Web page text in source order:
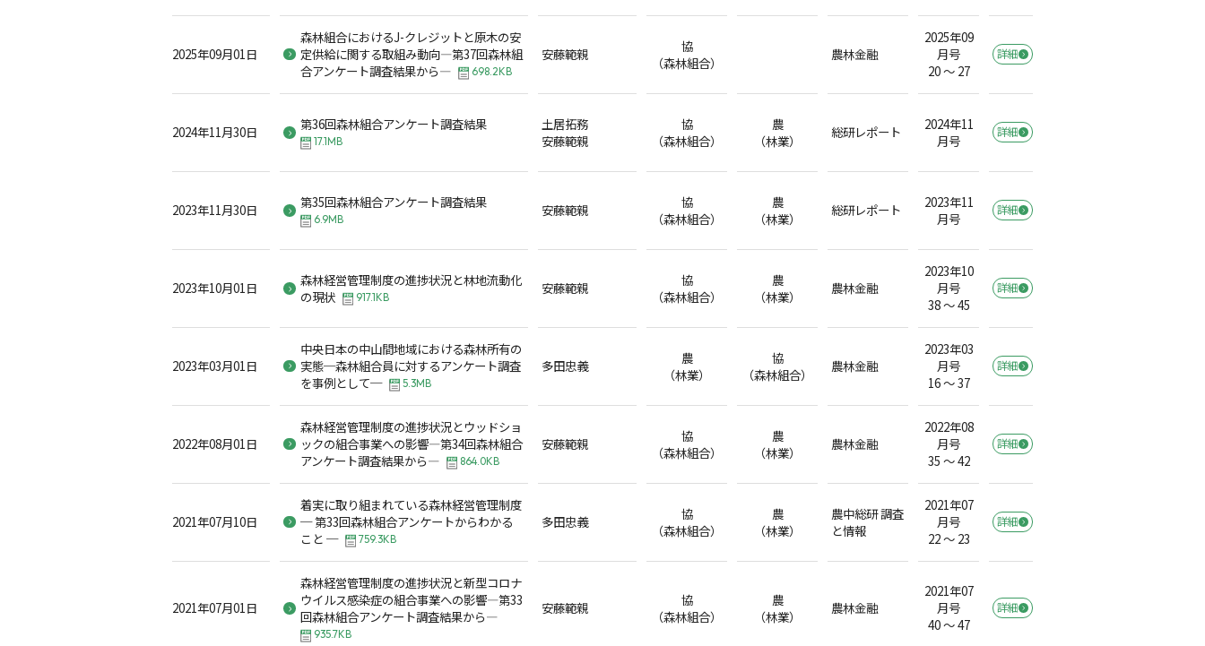
2025年09月01日
森林組合におけるJ-クレジットと原木の安
定供給に関する取組み動向―第37回森林組
合アンケート調査結果から―
698.2KB
安藤範親
協
（森林組合）
農林金融
2025年09
月号
20 ～ 27
詳細
2024年11月30日 第36回森林組合アンケート調査結果
17.1MB
土居拓務
安藤範親
協
（森林組合）
農
（林業）
総研レポート
2024年11
月号
詳細
2023年11月30日 第35回森林組合アンケート調査結果
6.9MB
安藤範親
協
（森林組合）
農
（林業）
総研レポート
2023年11
月号
詳細
2023年10月01日
森林経営管理制度の進捗状況と林地流動化
の現状
917.1KB
安藤範親
協
（森林組合）
農
（林業）
農林金融
2023年10
月号
38 ～ 45
詳細
2023年03月01日
中央日本の中山間地域における森林所有の
実態─森林組合員に対するアンケート調査
を事例として─
5.3MB
多田忠義
農
（林業）
協
（森林組合）
農林金融
2023年03
月号
16 ～ 37
詳細
2022年08月01日
森林経営管理制度の進捗状況とウッドショ
ックの組合事業への影響―第34回森林組合
アンケート調査結果から―
864.0KB
安藤範親
協
（森林組合）
農
（林業）
農林金融
2022年08
月号
35 ～ 42
詳細
2021年07月10日
着実に取り組まれている森林経営管理制度
─ 第33回森林組合アンケートからわかる
こと ─
759.3KB
多田忠義
協
（森林組合）
農
（林業）
農中総研 調査
と情報
2021年07
月号
22 ～ 23
詳細
2021年07月01日
森林経営管理制度の進捗状況と新型コロナ
ウイルス感染症の組合事業への影響―第33
回森林組合アンケート調査結果から―
935.7KB
安藤範親
協
（森林組合）
農
（林業）
農林金融
2021年07
月号
40 ～ 47
詳細